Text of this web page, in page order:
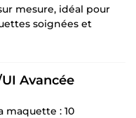
mesure, idéal pour
soignées et
Avancée
maquette : 10